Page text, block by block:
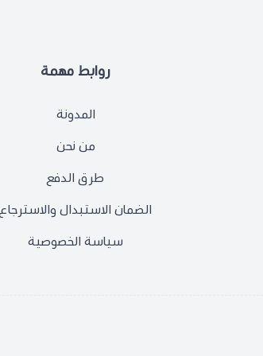
روابط مهمة
المدونة
من نحن
طرق الدفع
الضمان الاستبدال والاسترجاع
سياسة الخصوصية